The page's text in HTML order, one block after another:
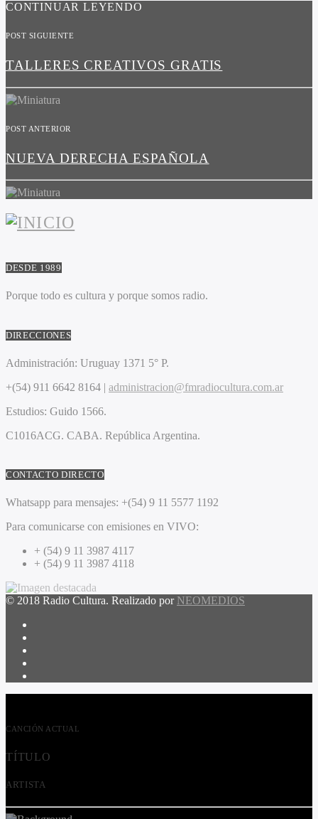
CONTINUAR LEYENDO
POST SIGUIENTE
TALLERES CREATIVOS GRATIS
POST ANTERIOR
NUEVA DERECHA ESPAÑOLA
DESDE 1989
Porque todo es cultura y porque somos radio.
DIRECCIONES
Administración: Uruguay 1371 5° P.
+(54) 911 6642 8164 | administracion@fmradiocultura.com.ar
Estudios: Guido 1566.
C1016ACG. CABA. República Argentina.
CONTACTO DIRECTO
Whatsapp para mensajes: +(54) 9 11 5577 1192
Para comunicarse con emisiones en VIVO:
+ (54) 9 11 3987 4117
+ (54) 9 11 3987 4118
© 2018 Radio Cultura. Realizado por NEOMEDIOS
CANCIÓN ACTUAL
TÍTULO
ARTISTA